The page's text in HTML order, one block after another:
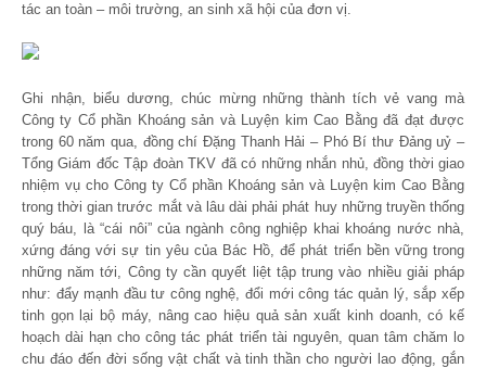
tác an toàn – môi trường, an sinh xã hội của đơn vị.
Ghi nhận, biểu dương, chúc mừng những thành tích vẻ vang mà
Công ty Cổ phần Khoáng sản và Luyện kim Cao Bằng đã đạt được
trong 60 năm qua, đồng chí Đặng Thanh Hải – Phó Bí thư Đảng uỷ –
Tổng Giám đốc Tập đoàn TKV đã có những nhắn nhủ, đồng thời giao
nhiệm vụ cho Công ty Cổ phần Khoáng sản và Luyện kim Cao Bằng
trong thời gian trước mắt và lâu dài phải phát huy những truyền thống
quý báu, là “cái nôi” của ngành công nghiệp khai khoáng nước nhà,
xứng đáng với sự tin yêu của Bác Hồ, để phát triển bền vững trong
những năm tới, Công ty cần quyết liệt tập trung vào nhiều giải pháp
như: đẩy mạnh đầu tư công nghệ, đổi mới công tác quản lý, sắp xếp
tinh gọn lại bộ máy, nâng cao hiệu quả sản xuất kinh doanh, có kế
hoạch dài hạn cho công tác phát triển tài nguyên, quan tâm chăm lo
chu đáo đến đời sống vật chất và tinh thần cho người lao động, gắn